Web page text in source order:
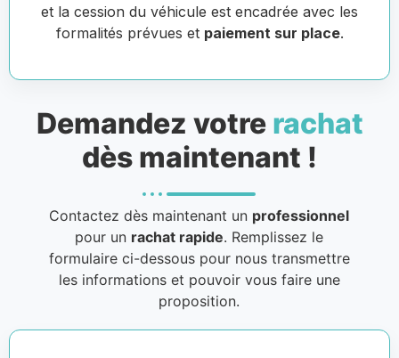
et la cession du véhicule est encadrée avec les
formalités prévues et paiement sur place.
Demandez votre rachat
dès maintenant !
Contactez dès maintenant un professionnel
pour un rachat rapide. Remplissez le
formulaire ci-dessous pour nous transmettre
les informations et pouvoir vous faire une
proposition.